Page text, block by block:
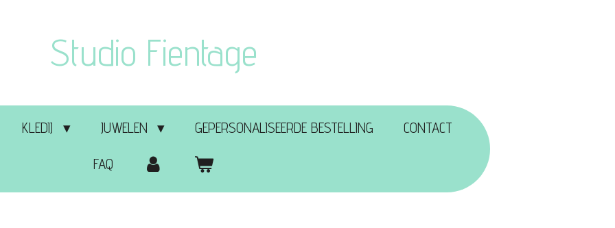
Studio Fientage
KLEDIJ JUWELEN GEPERSONALISEERDE BESTELLING CONTACT
FAQ